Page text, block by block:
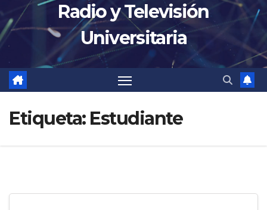
Radio y Televisión
Universitaria
Etiqueta: Estudiante